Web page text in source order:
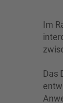
Im
Das